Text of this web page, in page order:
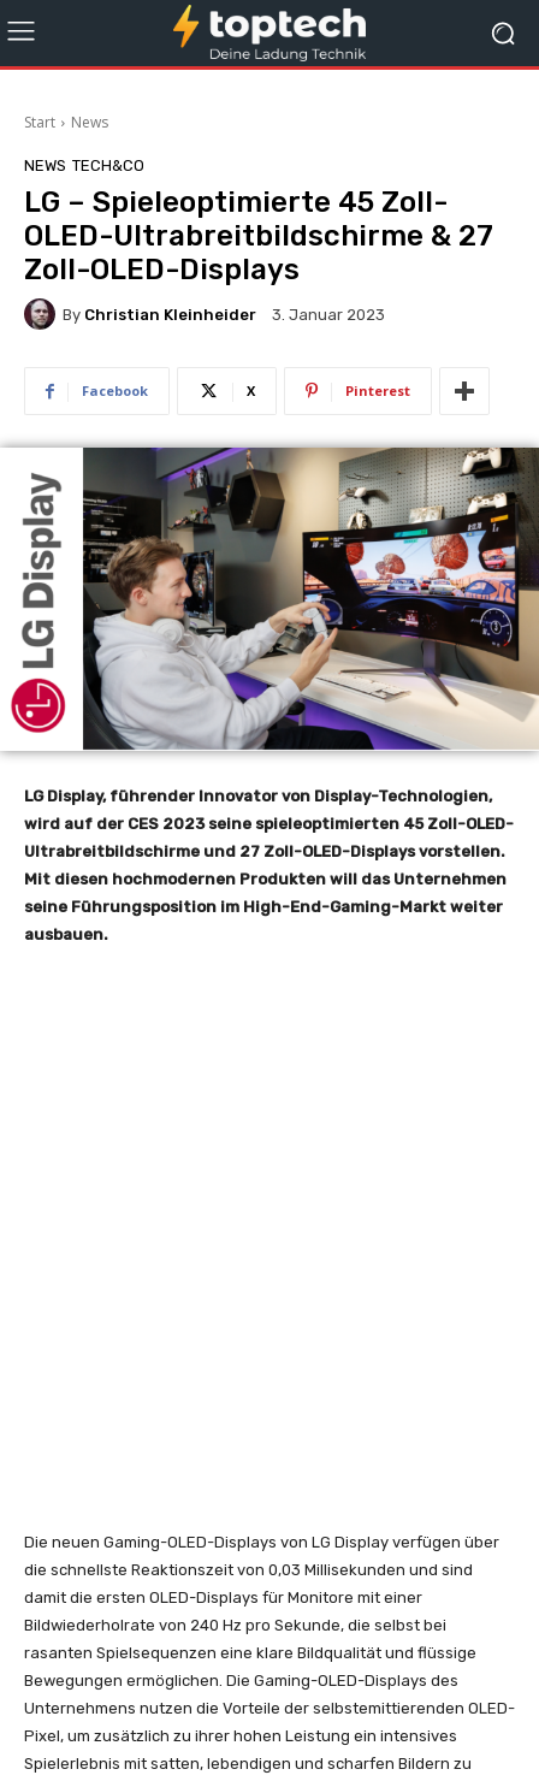
Start News
NEWS TECH&CO
LG – Spieleoptimierte 45 Zoll-
OLED-Ultrabreitbildschirme & 27
Zoll-OLED-Displays
By Christian Kleinheider 3. Januar 2023
Facebook X Pinterest
LG Display, führender Innovator von Display-Technologien,
wird auf der CES 2023 seine spieleoptimierten 45 Zoll-OLED-
Ultrabreitbildschirme und 27 Zoll-OLED-Displays vorstellen.
Mit diesen hochmodernen Produkten will das Unternehmen
seine Führungsposition im High-End-Gaming-Markt weiter
ausbauen.
Die neuen Gaming-OLED-Displays von LG Display verfügen über
die schnellste Reaktionszeit von 0,03 Millisekunden und sind
damit die ersten OLED-Displays für Monitore mit einer
Bildwiederholrate von 240 Hz pro Sekunde, die selbst bei
rasanten Spielsequenzen eine klare Bildqualität und flüssige
Bewegungen ermöglichen. Die Gaming-OLED-Displays des
Unternehmens nutzen die Vorteile der selbstemittierenden OLED-
Pixel, um zusätzlich zu ihrer hohen Leistung ein intensives
Spielerlebnis mit satten, lebendigen und scharfen Bildern zu